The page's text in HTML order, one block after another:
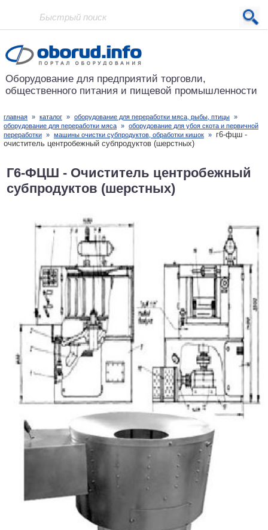
Проект основан в 2001 году
Оборудование для предприятий торговли,
общественного питания и пищевой промышленности
главная » каталог » оборудование для переработки мяса, рыбы, птицы »
оборудование для переработки мяса » оборудование для убоя скота и первичной
переработки » машины очистки субпродуктов, обработки кишок »
г6-фцш -
очиститель центробежный субпродуктов (шерстных)
Г6-ФЦШ - Очиститель центробежный
субпродуктов (шерстных)